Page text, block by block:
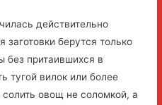
действительно
заготовки берутся только
без притаившихся в
тугой вилок или более
овощ не соломкой, а